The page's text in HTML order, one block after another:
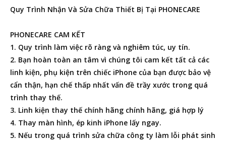
Quy Trình Nhận Và Sửa Chữa Thiết Bị Tại PHONECARE
PHONECARE CAM KẾT
1. Quy trình làm việc rõ ràng và nghiêm túc, uy tín.
2. Bạn hoàn toàn an tâm vì chúng tôi cam kết tất cả các
linh kiện, phụ kiện trên chiếc iPhone của bạn được bảo vệ
cẩn thận, hạn chế thấp nhất vấn đề trầy xước trong quá
trình thay thế.
3. Linh kiện thay thế chính hãng chính hãng, giá hợp lý
4. Thay màn hình, ép kinh iPhone lấy ngay.
5. Nếu trong quá trình sửa chữa công ty làm lỗi phát sinh